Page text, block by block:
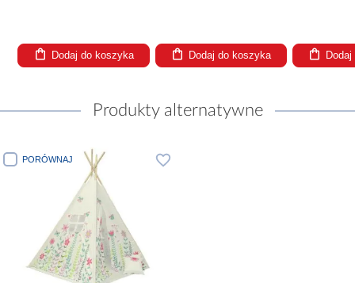
Dodaj do koszyka Dodaj do koszyka
Produkty alternatywne
PORÓWNAJ